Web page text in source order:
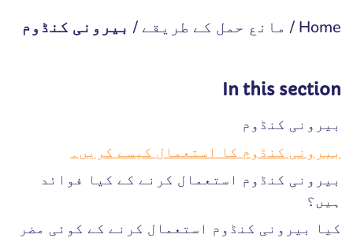
Home
/ مانع حمل کے طریقے / بیرونی کنڈوم
In this section
بیرونی کنڈوم
بیرونی کنڈوم کا استعمال کیسے کریں۔
بیرونی کنڈوم استعمال کرنے کے کیا فوائد
ہیں؟
کیا بیرونی کنڈوم استعمال کرنے کے کوئی مضر